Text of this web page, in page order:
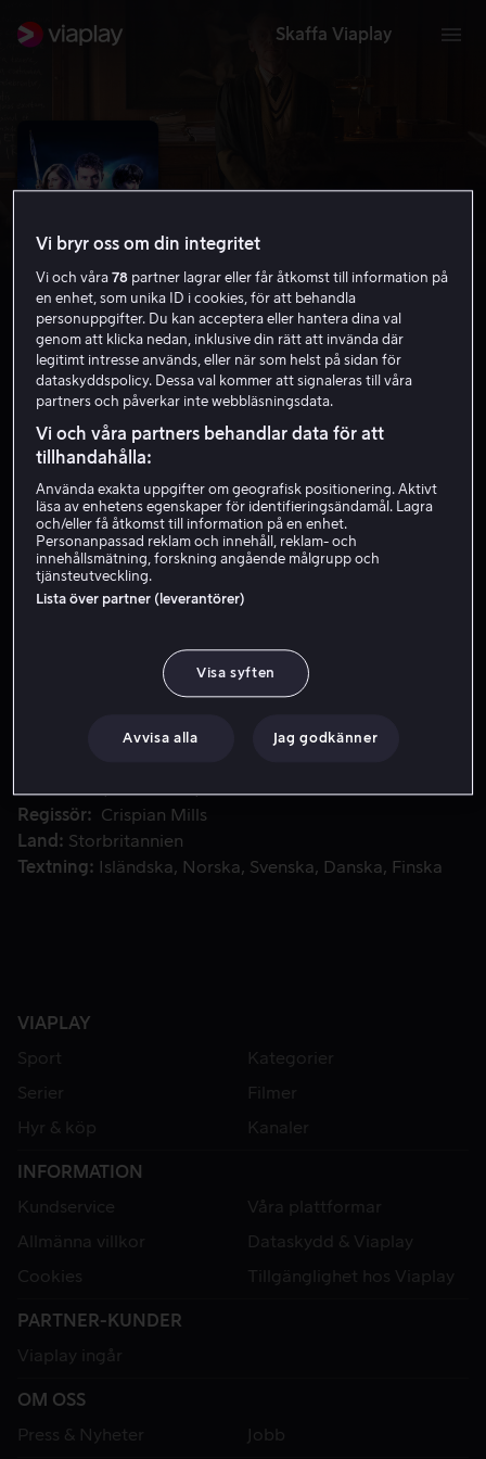
Skaffa Viaplay
Slaughterhouse Rulez
5.3 Komedi Skräck 2018 1 h 39 min
HD
Hyr 49 kr
Köp 109 kr
En brittisk internatskola förvandlas till ett blodigt
En brittisk internatskola förvandlas till ett blodigt
slagfält efter att ett mystiskt hål uppstår i marken och
släpper ifrån sig obeskrivlig ondska.
Regissör
Crispian Mills
Land
Storbritannien
Textning
Isländska Norska Svenska Danska Finska
VIAPLAY
Sport
Kategorier
Serier
Filmer
Hyr & köp
Kanaler
INFORMATION
Kundservice
Våra plattformar
Allmänna villkor
Dataskydd & Viaplay
Cookies
Tillgänglighet hos Viaplay
PARTNER-KUNDER
Viaplay ingår
OM OSS
Press & Nyheter
Jobb
Vi bryr oss om din integritet
Vi och våra78 partner lagrar eller får åtkomst till information på
en enhet, som unika ID i cookies, för att behandla
personuppgifter. Du kan acceptera eller hantera dina val
genom att klicka nedan, inklusive din rätt att invända där
legitimt intresse används, eller när som helst på sidan för
dataskyddspolicy. Dessa val kommer att signaleras till våra
partners och påverkar inte webbläsningsdata.
Vi och våra partners behandlar data för att
tillhandahålla:
Använda exakta uppgifter om geografisk positionering. Aktivt
läsa av enhetens egenskaper för identifieringsändamål. Lagra
och/eller få åtkomst till information på en enhet.
Personanpassad reklam och innehåll, reklam- och
innehållsmätning, forskning angående målgrupp och
tjänsteutveckling.
Lista över partner (leverantörer)
Visa syften
Avvisa alla Jag godkänner